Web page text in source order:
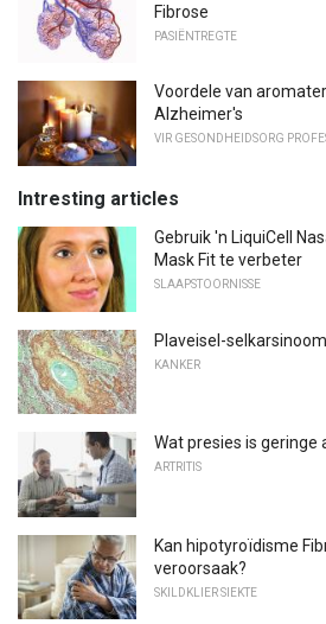
Fibrose
PASIËNTREGTE
Voordele van
Alzheimer's
VIR GESONDHEIDSORG
Intresting articles
Gebruik 'n LiquiCell
Mask Fit te verbeter
SLAAPSTOORNISSE
Plaveisel-
KANKER
Wat presies is geringe
ARTRITIS
Kan hipotyroïdisme
veroorsaak?
SKILDKLIER SIEKTE